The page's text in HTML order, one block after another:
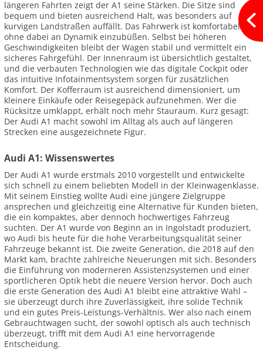
längeren Fahrten zeigt der A1 seine Stärken. Die Sitze sind
bequem und bieten ausreichend Halt, was besonders auf
kurvigen Landstraßen auffällt. Das Fahrwerk ist komfortabel,
ohne dabei an Dynamik einzubüßen. Selbst bei höheren
Geschwindigkeiten bleibt der Wagen stabil und vermittelt ein
sicheres Fahrgefühl. Der Innenraum ist übersichtlich gestaltet,
und die verbauten Technologien wie das digitale Cockpit oder
das intuitive Infotainmentsystem sorgen für zusätzlichen
Komfort. Der Kofferraum ist ausreichend dimensioniert, um
kleinere Einkäufe oder Reisegepäck aufzunehmen. Wer die
Rücksitze umklappt, erhält noch mehr Stauraum. Kurz gesagt:
Der Audi A1 macht sowohl im Alltag als auch auf längeren
Strecken eine ausgezeichnete Figur.
Audi A1: Wissenswertes
Der Audi A1 wurde erstmals 2010 vorgestellt und entwickelte
sich schnell zu einem beliebten Modell in der Kleinwagenklasse.
Mit seinem Einstieg wollte Audi eine jüngere Zielgruppe
ansprechen und gleichzeitig eine Alternative für Kunden bieten,
die ein kompaktes, aber dennoch hochwertiges Fahrzeug
suchten. Der A1 wurde von Beginn an in Ingolstadt produziert,
wo Audi bis heute für die hohe Verarbeitungsqualität seiner
Fahrzeuge bekannt ist. Die zweite Generation, die 2018 auf den
Markt kam, brachte zahlreiche Neuerungen mit sich. Besonders
die Einführung von moderneren Assistenzsystemen und einer
sportlicheren Optik hebt die neuere Version hervor. Doch auch
die erste Generation des Audi A1 bleibt eine attraktive Wahl –
sie überzeugt durch ihre Zuverlässigkeit, ihre solide Technik
und ein gutes Preis-Leistungs-Verhältnis. Wer also nach einem
Gebrauchtwagen sucht, der sowohl optisch als auch technisch
überzeugt, trifft mit dem Audi A1 eine hervorragende
Entscheidung.